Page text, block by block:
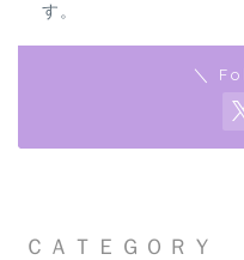
す。
＼
ＣＡＴＥＧＯＲＹ